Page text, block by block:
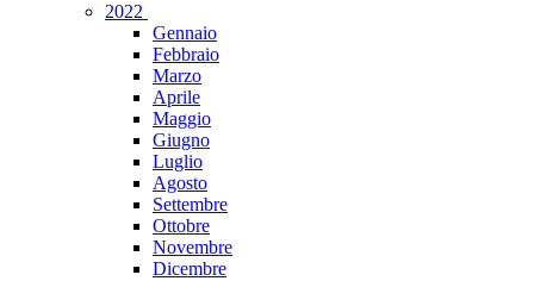
2022
Gennaio
Febbraio
Marzo
Aprile
Maggio
Giugno
Luglio
Agosto
Settembre
Ottobre
Novembre
Dicembre